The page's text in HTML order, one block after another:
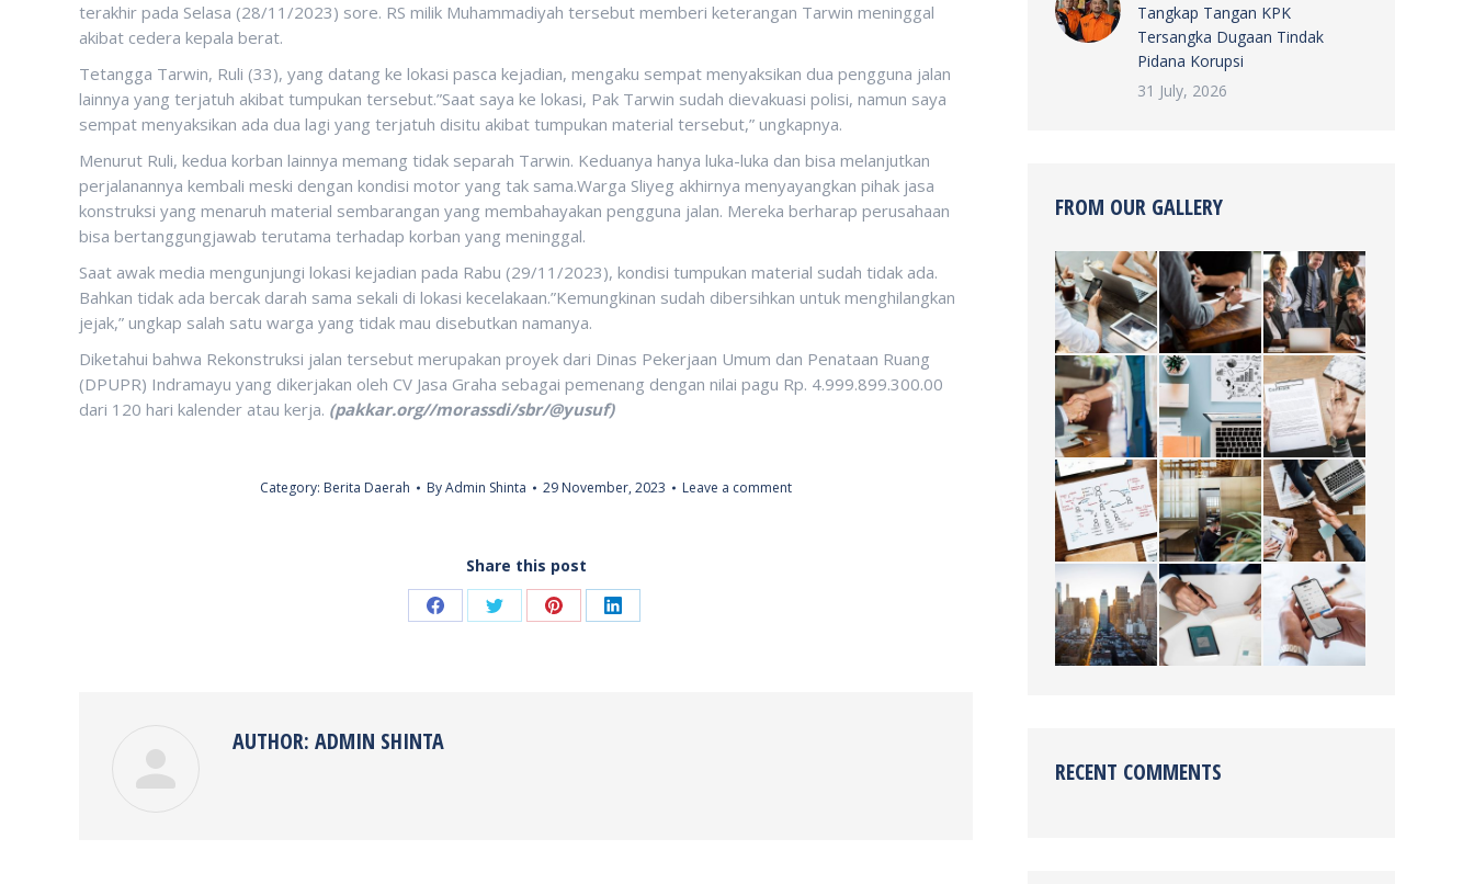
terakhir pada Selasa (28/11/2023) sore. RS milik Muhammadiyah tersebut memberi keterangan Tarwin meninggal
akibat cedera kepala berat.
Tetangga Tarwin, Ruli (33), yang datang ke lokasi pasca kejadian, mengaku sempat menyaksikan dua pengguna jalan
lainnya yang terjatuh akibat tumpukan tersebut.”Saat saya ke lokasi, Pak Tarwin sudah dievakuasi polisi, namun saya
sempat menyaksikan ada dua lagi yang terjatuh disitu akibat tumpukan material tersebut,” ungkapnya.
Menurut Ruli, kedua korban lainnya memang tidak separah Tarwin. Keduanya hanya luka-luka dan bisa melanjutkan
perjalanannya kembali meski dengan kondisi motor yang tak sama.Warga Sliyeg akhirnya menyayangkan pihak jasa
konstruksi yang menaruh material sembarangan yang membahayakan pengguna jalan. Mereka berharap perusahaan
bisa bertanggungjawab terutama terhadap korban yang meninggal.
Saat awak media mengunjungi lokasi kejadian pada Rabu (29/11/2023), kondisi tumpukan material sudah tidak ada.
Bahkan tidak ada bercak darah sama sekali di lokasi kecelakaan.”Kemungkinan sudah dibersihkan untuk menghilangkan
jejak,” ungkap salah satu warga yang tidak mau disebutkan namanya.
Diketahui bahwa Rekonstruksi jalan tersebut merupakan proyek dari Dinas Pekerjaan Umum dan Penataan Ruang
(DPUPR) Indramayu yang dikerjakan oleh CV Jasa Graha sebagai pemenang dengan nilai pagu Rp. 4.999.899.300.00
dari 120 hari kalender atau kerja. (pakkar.org//morassdi/sbr/@yusuf)
Category: Berita Daerah ByAdmin Shinta 29 November, 2023 Leave a comment
Share this post
Share Share Share Share
AUTHOR: ADMIN SHINTA
Tangkap Tangan KPK
Tersangka Dugaan Tindak
Pidana Korupsi
31 July, 2026
FROM OUR GALLERY
RECENT COMMENTS